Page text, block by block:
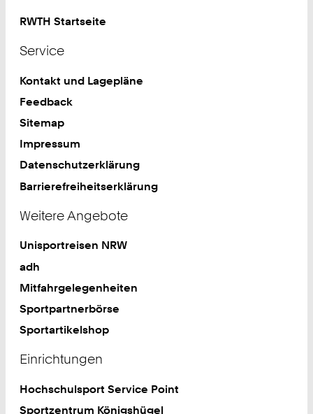
RWTH Startseite
Service
Kontakt und Lagepläne
Feedback
Sitemap
Impressum
Datenschutzerklärung
Barrierefreiheitserklärung
Weitere Angebote
Unisportreisen NRW
adh
Mitfahrgelegenheiten
Sportpartnerbörse
Sportartikelshop
Einrichtungen
Hochschulsport Service Point
Sportzentrum Königshügel